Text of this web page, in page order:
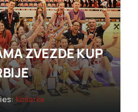
ZVEZDE KUP
Košarka